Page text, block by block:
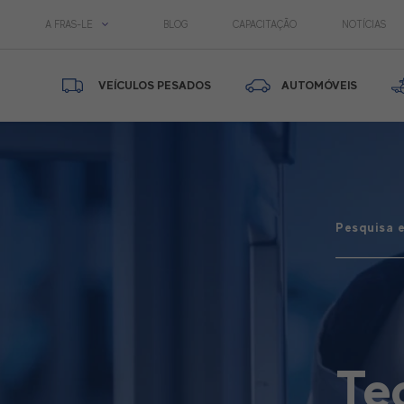
A FRAS-LE BLOG CAPACITAÇÃO NOTÍCIAS
VEÍCULOS PESADOS AUTOMÓVEIS
Pesquisa